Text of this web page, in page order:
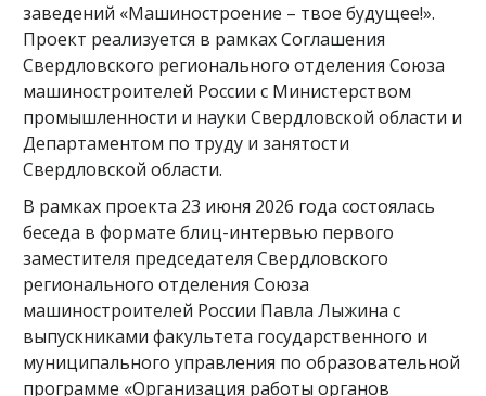
заведений «Машиностроение – твое будущее!».
Проект реализуется в рамках Соглашения
Свердловского регионального отделения Союза
машиностроителей России с Министерством
промышленности и науки Свердловской области и
Департаментом по труду и занятости
Свердловской области.
В рамках проекта 23 июня 2026 года состоялась
беседа в формате блиц-интервью первого
заместителя председателя Свердловского
регионального отделения Союза
машиностроителей России Павла Лыжина с
выпускниками факультета государственного и
муниципального управления по образовательной
программе «Организация работы органов